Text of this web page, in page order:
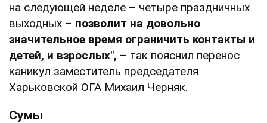
на следующей неделе – четыре праздничных
выходных – позволит на довольно
значительное время ограничить контакты и
детей, и взрослых", – так пояснил перенос
каникул заместитель председателя
Харьковской ОГА Михаил Черняк.
Сумы